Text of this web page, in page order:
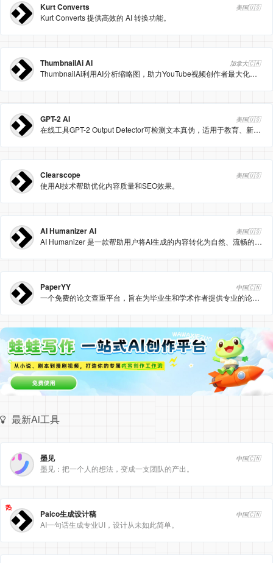
Kurt Converts 美国🇺🇸
Kurt Converts 提供高效的 AI 转换功能。
ThumbnailAi AI 加拿大🇨🇦
ThumbnailAi利用AI分析缩略图，助力YouTube视频创作者最大化点击率。
GPT-2 AI 美国🇺🇸
在线工具GPT-2 Output Detector可检测文本真伪，适用于教育、新闻等多场景。
Clearscope 美国🇺🇸
使用AI技术帮助优化内容质量和SEO效果。
AI Humanizer AI 美国🇺🇸
AI Humanizer 是一款帮助用户将AI生成的内容转化为自然、流畅的人类文本的工具。
PaperYY 中国🇨🇳
一个免费的论文查重平台，旨在为毕业生和学术作者提供专业的论文检测和优化服务
最新Ai工具
墨见 中国🇨🇳
墨见：把一个人的想法，变成一支团队的产出。
热
Paico生成设计稿 中国🇨🇳
AI一句话生成专业UI，设计从未如此简单。